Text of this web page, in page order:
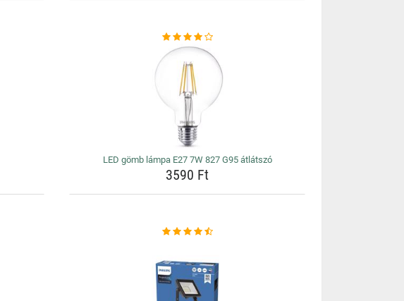
LED gömb lámpa E27 7W 827 G95 átlátszó
3590 Ft